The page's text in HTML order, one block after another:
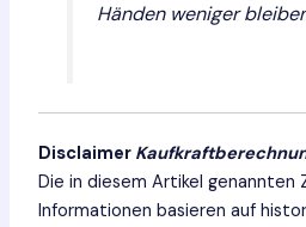
Händen weniger
Disclaimer
Die in diesem Artikel genannten
Informationen basieren auf